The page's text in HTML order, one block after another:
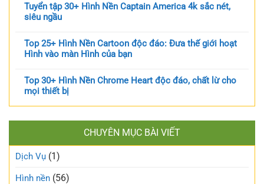
Tuyển tập 30+ Hình Nền Captain America 4k sắc nét,
siêu ngầu
Top 25+ Hình Nền Cartoon độc đáo: Đưa thế giới hoạt
Hình vào màn Hình của bạn
Top 30+ Hình Nền Chrome Heart độc đáo, chất lừ cho
mọi thiết bị
CHUYÊN MỤC BÀI VIẾT
Dịch Vụ (1)
Hình nền (56)